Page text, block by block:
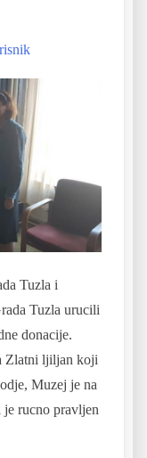
Tuzla i
Tuzla urucili
donacije.
Zlatni ljiljan koji
Muzej je na
rucno pravljen